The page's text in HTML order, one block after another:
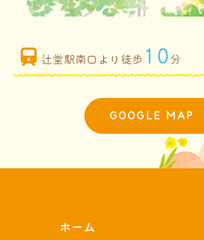
辻堂駅南口より徒歩 10 分
GOOGLE MAP
ホーム